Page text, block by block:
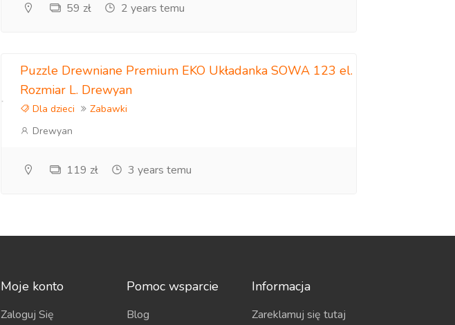
59 zł 2 years temu
Puzzle Drewniane Premium EKO Układanka SOWA 123 el.
Rozmiar L. Drewyan
Dla dzieci
Zabawki
Drewyan
119 zł 3 years temu
Moje konto
Zaloguj Się
Pomoc wsparcie
Blog
Informacja
Zareklamuj się tutaj